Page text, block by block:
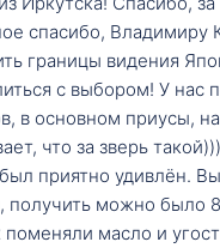
спасибо, Владимиру
границы видения
с выбором! У нас
в основном приусы,
что за зверь
приятно удивлён.
получить можно было 8
поменяли масло и